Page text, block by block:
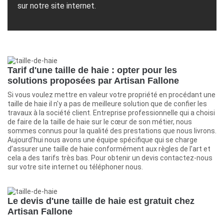
sur notre site internet.
Tarif d'une taille de haie : opter pour les
solutions proposées par Artisan Fallone
Si vous voulez mettre en valeur votre propriété en procédant une
taille de haie il n'y a pas de meilleure solution que de confier les
travaux à la société client. Entreprise professionnelle qui a choisi
de faire de la taille de haie sur le cœur de son métier, nous
sommes connus pour la qualité des prestations que nous livrons.
Aujourd'hui nous avons une équipe spécifique qui se charge
d’assurer une taille de haie conformément aux règles de l’art et
cela a des tarifs très bas. Pour obtenir un devis contactez-nous
sur votre site internet ou téléphoner nous.
Le devis d'une taille de haie est gratuit chez
Artisan Fallone